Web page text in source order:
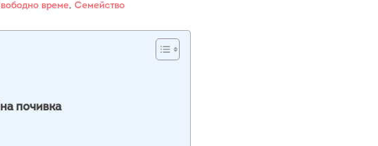
време, Семейство
почивка